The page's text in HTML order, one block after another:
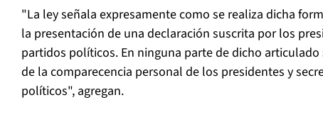
"La ley señala expresamente como se realiza dicha
la presentación de una declaración suscrita por los
partidos políticos. En ninguna parte de dicho
de la comparecencia personal de los presidentes y
políticos", agregan.